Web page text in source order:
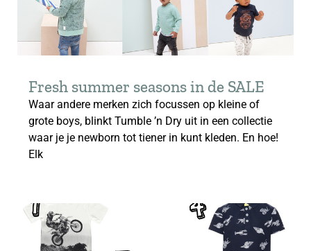
Fresh summer seasons in de SALE
Waar andere merken zich focussen op kleine of
grote boys, blinkt Tumble ’n Dry uit in een collectie
waar je je newborn tot tiener in kunt kleden. En hoe!
Elk